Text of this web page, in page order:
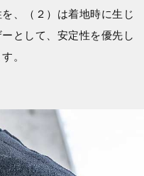
、（２）は着地時に生じ
として、安定性を優先し
。